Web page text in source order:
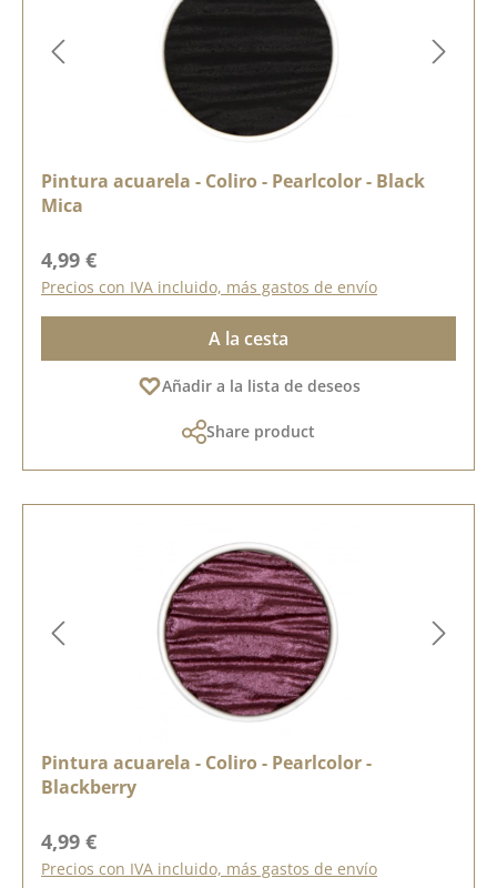
Pintura acuarela - Coliro - Pearlcolor - Black
Mica
Precio normal:
4,99 €
Precios con IVA incluido, más gastos de envío
A la cesta
Añadir a la lista de deseos
Share product
Pintura acuarela - Coliro - Pearlcolor -
Blackberry
Precio normal:
4,99 €
Precios con IVA incluido, más gastos de envío